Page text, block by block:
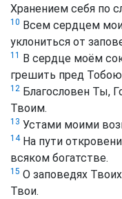
Хранением себя по
10 Всем сердцем
уклониться от
11 В сердце моём
грешить пред
12 Благословен Ты,
Твоим.
13 Устами моими
14На пути
всяком богатстве.
15 О заповедях
Твои.